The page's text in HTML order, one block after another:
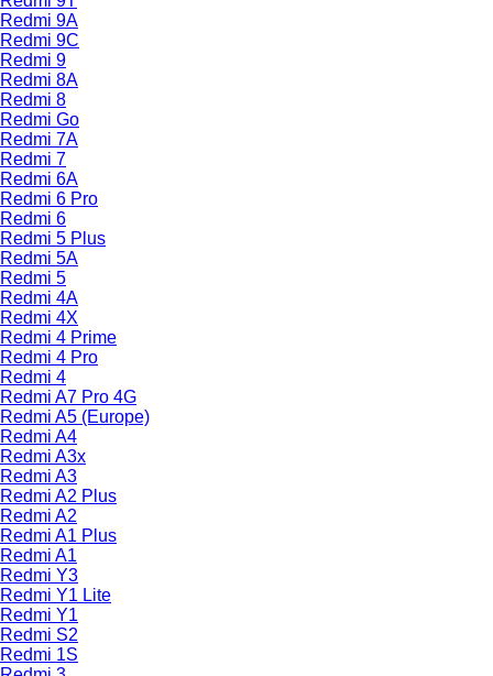
Redmi 9A
Redmi 9C
Redmi 9
Redmi 8A
Redmi 8
Redmi Go
Redmi 7A
Redmi 7
Redmi 6A
Redmi 6 Pro
Redmi 6
Redmi 5 Plus
Redmi 5A
Redmi 5
Redmi 4A
Redmi 4X
Redmi 4 Prime
Redmi 4 Pro
Redmi 4
Redmi A7 Pro 4G
Redmi A5 (Europe)
Redmi A4
Redmi A3x
Redmi A3
Redmi A2 Plus
Redmi A2
Redmi A1 Plus
Redmi A1
Redmi Y3
Redmi Y1 Lite
Redmi Y1
Redmi S2
Redmi 1S